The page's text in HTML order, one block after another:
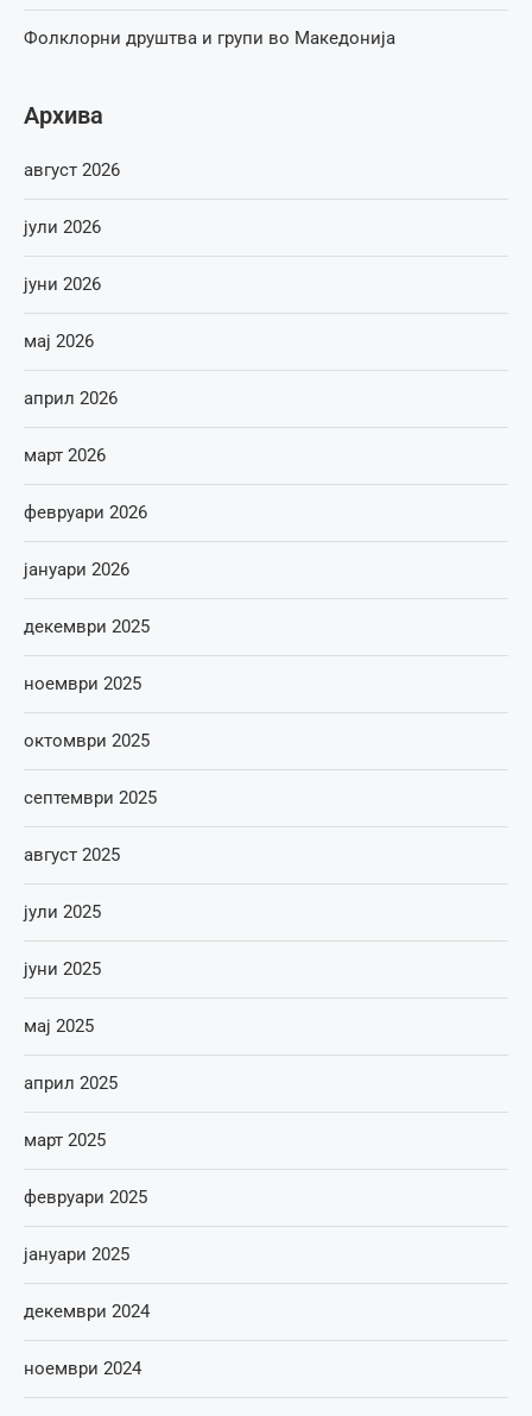
Фолклорни друштва и групи во Македонија
Архива
август 2026
јули 2026
јуни 2026
мај 2026
април 2026
март 2026
февруари 2026
јануари 2026
декември 2025
ноември 2025
октомври 2025
септември 2025
август 2025
јули 2025
јуни 2025
мај 2025
април 2025
март 2025
февруари 2025
јануари 2025
декември 2024
ноември 2024